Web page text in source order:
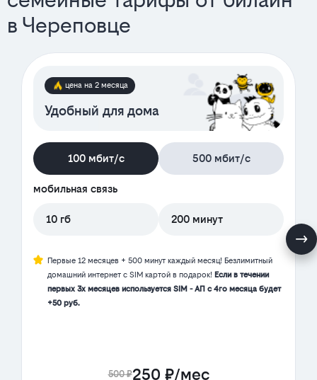
в Череповце
цена на 2 месяца
Удобный для дома
100 мбит/с 500 мбит/с
мобильная связь
10 гб 200 минут
Первые 12 месяцев + 500 минут каждый месяц! Безлимитный
домашний интернет с SIM картой в подарок! Если в течении
первых 3х месяцев используется SIM - АП с 4го месяца будет
+50 руб.
500 ₽250 ₽/мес